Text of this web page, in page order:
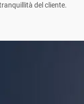
del cliente.